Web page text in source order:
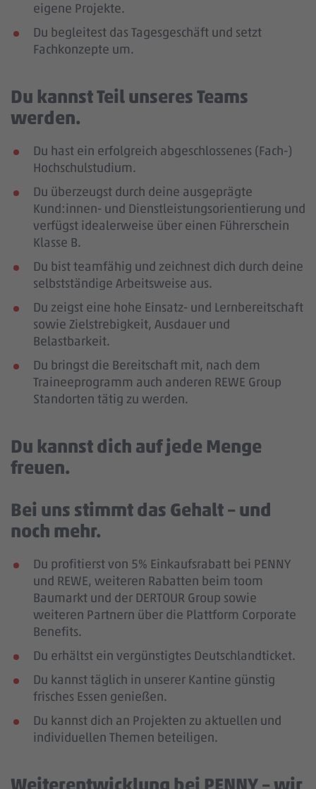
eigene Projekte.
Du begleitest das Tagesgeschäft und setzt
Fachkonzepte um.
Du kannst Teil unseres Teams
werden.
Du hast ein erfolgreich abgeschlossenes (Fach-)
Hochschulstudium.
Du überzeugst durch deine ausgeprägte
Kund:innen- und Dienstleistungsorientierung und
verfügst idealerweise über einen Führerschein
Klasse B.
Du bist teamfähig und zeichnest dich durch deine
selbstständige Arbeitsweise aus.
Du zeigst eine hohe Einsatz- und Lernbereitschaft
sowie Zielstrebigkeit, Ausdauer und
Belastbarkeit.
Du bringst die Bereitschaft mit, nach dem
Traineeprogramm auch anderen REWE Group
Standorten tätig zu werden.
Du kannst dich auf jede Menge
freuen.
Bei uns stimmt das Gehalt – und
noch mehr.
Du profitierst von 5% Einkaufsrabatt bei PENNY
und REWE, weiteren Rabatten beim toom
Baumarkt und der DERTOUR Group sowie
weiteren Partnern über die Plattform Corporate
Benefits.
Du erhältst ein vergünstigtes Deutschlandticket.
Du kannst täglich in unserer Kantine günstig
frisches Essen genießen.
Du kannst dich an Projekten zu aktuellen und
individuellen Themen beteiligen.